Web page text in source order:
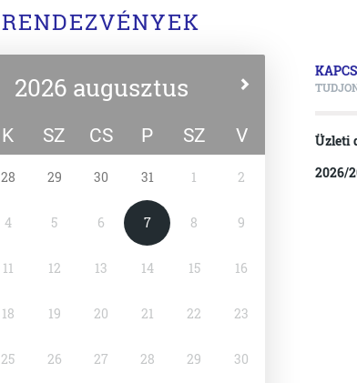
RENDEZVÉNYEK
2026 augusztus
K SZ CS P SZ V
28 29 30 31 1 2
4 5 6 7 8 9
11 12 13 14 15 16
18 19 20 21 22 23
25 26 27 28 29 30
Üzleti
2026/